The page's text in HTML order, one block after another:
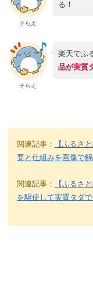
そらえ
る！
そらえ
楽天でふ
品が実質
関連記事：
【ふるさ
要と仕組みを画像で解
関連記事：
【ふるさ
を駆使して実質タダ